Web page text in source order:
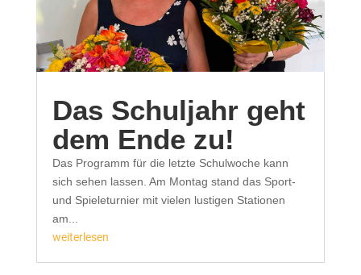
Das Schuljahr geht
dem Ende zu!
Das Programm für die letzte Schulwoche kann
sich sehen lassen. Am Montag stand das Sport-
und Spieleturnier mit vielen lustigen Stationen
am...
weiterlesen